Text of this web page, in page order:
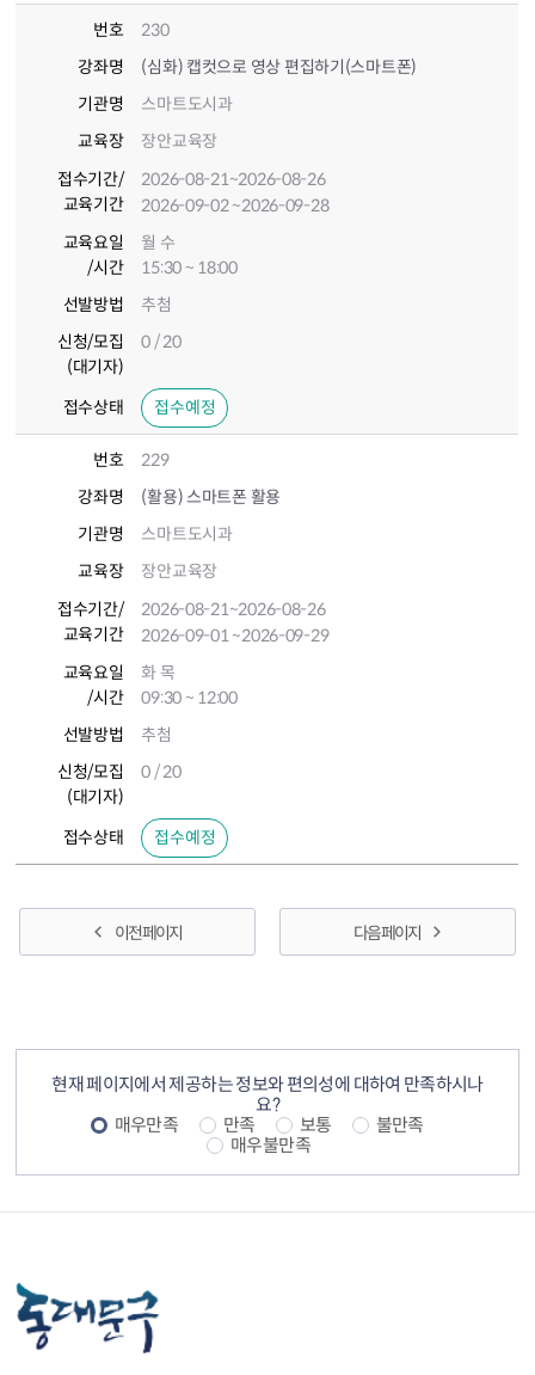
번호
230
강좌명
(심화) 캡컷으로 영상 편집하기(스마트폰)
기관명
스마트도시과
교육장
장안교육장
접수기간/
교육기간
2026-08-21~2026-08-26
2026-09-02~2026-09-28
교육요일
/시간
월 수
15:30 ~ 18:00
선발방법
추첨
신청/모집
(대기자)
0 / 20
접수상태 접수예정
번호
229
강좌명
(활용) 스마트폰 활용
기관명
스마트도시과
교육장
장안교육장
접수기간/
교육기간
2026-08-21~2026-08-26
2026-09-01~2026-09-29
교육요일
/시간
화 목
09:30 ~ 12:00
선발방법
추첨
신청/모집
(대기자)
0 / 20
접수상태 접수예정
이전 페이지 다음 페이지
현재 페이지에서 제공하는 정보와 편의성에 대하여 만족하시나
요?
매우만족
만족 보통
불만족
매우불만족